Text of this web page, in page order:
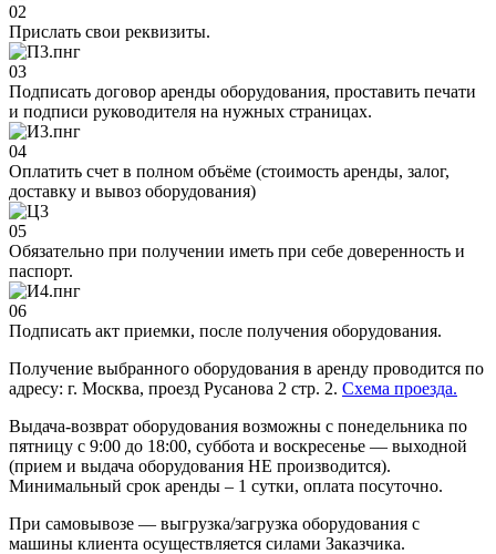
02
Прислать свои реквизиты.
03
Подписать договор аренды оборудования, проставить печати
и подписи руководителя на нужных страницах.
04
Оплатить счет в полном объёме (стоимость аренды, залог,
доставку и вывоз оборудования)
05
Обязательно при получении иметь при себе доверенность и
паспорт.
06
Подписать акт приемки, после получения оборудования.
Получение выбранного оборудования в аренду проводится по
адресу: г. Москва, проезд Русанова 2 стр. 2. Схема проезда.
Выдача-возврат оборудования возможны с понедельника по
пятницу с 9:00 до 18:00, суббота и воскресенье — выходной
(прием и выдача оборудования НЕ производится).
Минимальный срок аренды – 1 сутки, оплата посуточно.
При самовывозе — выгрузка/загрузка оборудования с
машины клиента осуществляется силами Заказчика.